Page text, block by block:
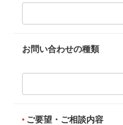
お問い合わせの種類
ご要望・ご相談内容